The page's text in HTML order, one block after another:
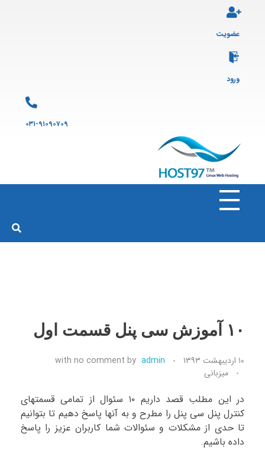
عضویت
ورود
۰۳۱-۹۱۰۹۰۷۰۹
هاست ۹۷ارائه سرویس هاست لینوکس و ثبت دامنه
۱۰ آموزش سی پنل قسمت اول
۱۰ اردیبهشت ۱۳۹۳ by admin
with no comment
میزبانی
در این مطلب قصد داریم ۱۰ سئوال از تمامی قسمتهای
کنترل پنل سی پنل را مطرح و به آنها پاسخ دهیم تا بتوانیم
تا حدی از مشکلات و سئوالات شما کاربران عزیز را پاسخ
داده باشیم.